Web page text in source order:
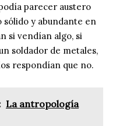
parecer austero
sólido y abundante en
si vendían algo, si
soldador de metales,
respondían que no.
La antropología